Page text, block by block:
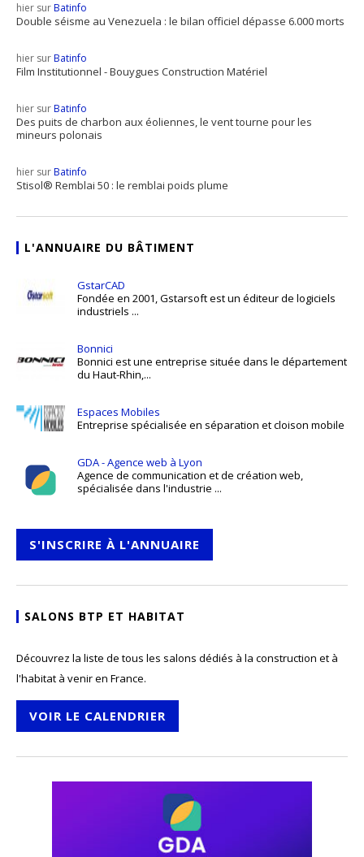
hier surBatinfo
Double séisme au Venezuela : le bilan officiel dépasse 6.000 morts
hier surBatinfo
Film Institutionnel - Bouygues Construction Matériel
hier surBatinfo
Des puits de charbon aux éoliennes, le vent tourne pour les
mineurs polonais
hier surBatinfo
Stisol® Remblai 50 : le remblai poids plume
L'ANNUAIRE DU BÂTIMENT
GstarCAD
Fondée en 2001, Gstarsoft est un éditeur de logiciels
industriels ...
Bonnici
Bonnici est une entreprise située dans le département
du Haut-Rhin,...
Espaces Mobiles
Entreprise spécialisée en séparation et cloison mobile
GDA - Agence web à Lyon
Agence de communication et de création web,
spécialisée dans l'industrie ...
S'INSCRIRE À L'ANNUAIRE
SALONS BTP ET HABITAT
Découvrez la liste de tous les salons dédiés à la construction et à
l'habitat à venir en France.
VOIR LE CALENDRIER